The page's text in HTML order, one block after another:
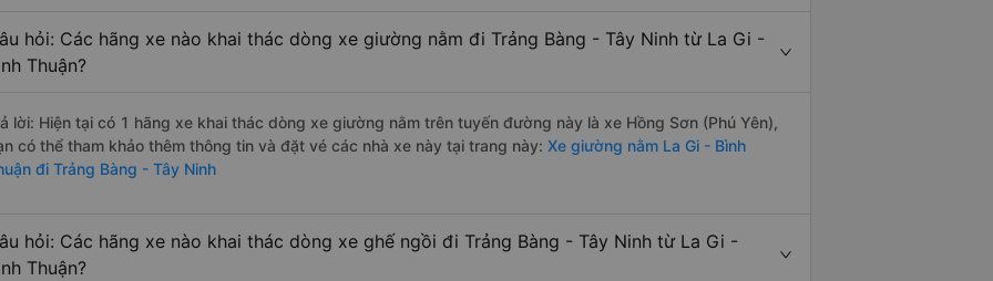
hỏi: Các hãng xe nào khai thác dòng xe giường nằm đi Trảng Bàng - Tây Ninh từ La Gi -
Thuận?
lời: Hiện tại có 1 hãng xe khai thác dòng xe giường nằm trên tuyến đường này là xe Hồng Sơn (Phú Yên),
có thể tham khảo thêm thông tin và đặt vé các nhà xe này tại trang này: Xe giường nằm La Gi - Bình
đi Trảng Bàng - Tây Ninh
hỏi: Các hãng xe nào khai thác dòng xe ghế ngồi đi Trảng Bàng - Tây Ninh từ La Gi -
Thuận?